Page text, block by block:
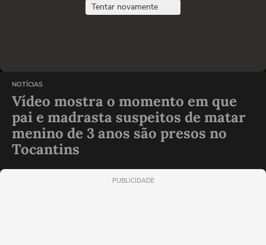
Tentar novamente
NOTÍCIAS
Vídeo mostra o momento em que
pai e madrasta suspeitos de matar
menino de 3 anos são presos no
Tocantins
PUBLICIDADE